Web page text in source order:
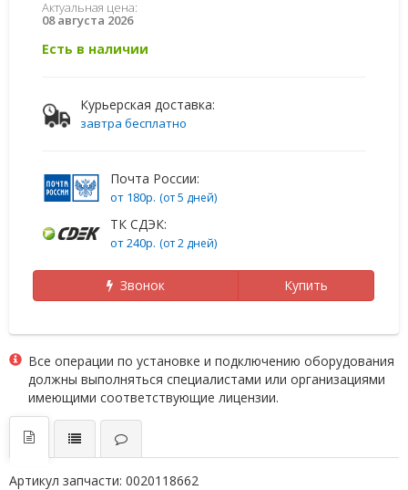
Актуальная цена:
08 августа 2026
Есть в наличии
Курьерская доставка:
завтра бесплатно
Почта России:
от 180р. (от 5 дней)
ТК СДЭК:
от 240р. (от 2 дней)
Звонок Купить
Все операции по установке и подключению оборудования
должны выполняться специалистами или организациями
имеющими соответствующие лицензии.
Артикул запчасти: 0020118662